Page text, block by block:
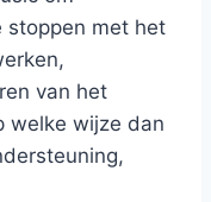
stoppen met het
van het
welke wijze dan